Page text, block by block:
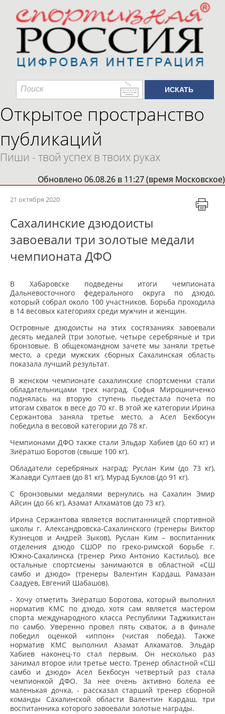
Открытое пространство
публикаций
Пиши - твой успех в твоих руках
Обновлено 06.08.26 в 11:27 (время Московское)
21 октября 2020
Сахалинские дзюдоисты
завоевали три золотые медали
чемпионата ДФО
В Хабаровске подведены итоги чемпионата
Дальневосточного федерального округа по дзюдо,
который собрал около 100 участников. Борьба проходила
в 14 весовых категориях среди мужчин и женщин.
Островные дзюдоисты на этих состязаниях завоевали
десять медалей (три золотые, четыре серебряные и три
бронзовые. В общекомандном зачете мы заняли третье
место, а среди мужских сборных Сахалинская область
показала лучший результат.
В женском чемпионате сахалинские спортсменки стали
обладательницами трех наград. Софья Мирошниченко
поднялась на вторую ступень пьедестала почета по
итогам схваток в весе до 70 кг. В этой же категории Ирина
Сержантова заняла третье место, а Асел Бекбосун
победила в весовой категории до 78 кг.
Чемпионами ДФО также стали Эльдар Хабиев (до 60 кг) и
Зиёратшо Боротов (свыше 100 кг).
Обладатели серебряных наград: Руслан Ким (до 73 кг),
Жалавди Султаев (до 81 кг), Мурад Буклов (до 91 кг).
С бронзовыми медалями вернулись на Сахалин Эмир
Айсин (до 66 кг), Азамат Алхаматов (до 73 кг).
Ирина Сержантова является воспитанницей спортивной
школы г. Александровска-Сахалинского (тренеры Виктор
Кузнецов и Андрей Зыков), Руслан Ким – воспитанник
отделения дзюдо СШОР по греко-римской борьбе г.
Южно-Сахалинска (тренер Рихо Антонио Кастильо), все
остальные спортсмены занимаются в областной «СШ
самбо и дзюдо» (тренеры Валентин Кардаш, Рамазан
Саадуев, Евгений Шабашов).
- Хочу отметить Зиёратшо Боротова, который выполнил
норматив КМС по дзюдо, хотя сам является мастером
спорта международного класса Республики Таджикистан
по самбо. Уверенно провел пять схваток, а в финале
победил оценкой «иппон» (чистая победа). Также
норматив КМС выполнил Азамат Алхаматов. Эльдар
Хабиев наконец-то стал первым. Он несколько раз
занимал второе или третье место. Тренер областной «СШ
самбо и дзюдо» Асел Бекбосун четвертый раз стала
чемпионкой ДФО. За нее очень активно болела ее
маленькая дочка, - рассказал старший тренер сборной
команды Сахалинской области Валентин Кардаш, три
воспитанника которого завоевали золотые награды.